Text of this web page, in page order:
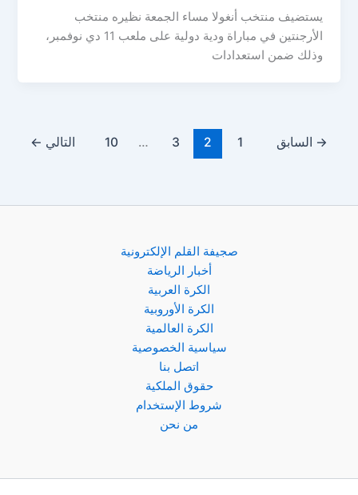
يستضيف منتخب أنغولا مساء الجمعة نظيره منتخب
الأرجنتين في مباراة ودية دولية على ملعب 11 دي نوفمبر،
وذلك ضمن استعدادات
→ السابق 1
2
3
…
10 التالي ←
صجيفة القلم الإلكترونية
أخبار الرياضة
الكرة العربية
الكرة الأوروبية
الكرة العالمية
سياسية الخصوصية
اتصل بنا
حقوق الملكية
شروط الإستخدام
من نحن